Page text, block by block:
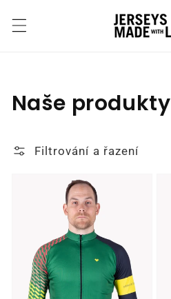
obsahu
Kolekce:
Naše produkty
Filtrování a řazení